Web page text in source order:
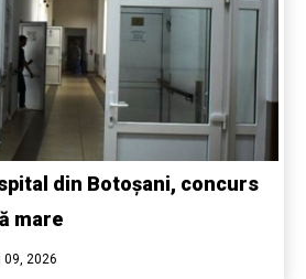
din Botoșani, concurs
mare
09, 2026